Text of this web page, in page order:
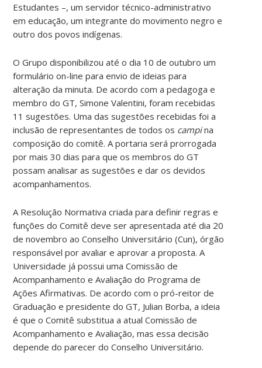
Estudantes –, um servidor técnico-administrativo
em educação, um integrante do movimento negro e
outro dos povos indígenas.
O Grupo disponibilizou até o dia 10 de outubro um
formulário on-line para envio de ideias para
alteração da minuta. De acordo com a pedagoga e
membro do GT, Simone Valentini, foram recebidas
11 sugestões. Uma das sugestões recebidas foi a
inclusão de representantes de todos os campina
composição do comitê. A portaria será prorrogada
por mais 30 dias para que os membros do GT
possam analisar as sugestões e dar os devidos
acompanhamentos.
A Resolução Normativa criada para definir regras e
funções do Comitê deve ser apresentada até dia 20
de novembro ao Conselho Universitário (Cun), órgão
responsável por avaliar e aprovar a proposta. A
Universidade já possui uma Comissão de
Acompanhamento e Avaliação do Programa de
Ações Afirmativas. De acordo com o pró-reitor de
Graduação e presidente do GT, Julian Borba, a ideia
é que o Comitê substitua a atual Comissão de
Acompanhamento e Avaliação, mas essa decisão
depende do parecer do Conselho Universitário.